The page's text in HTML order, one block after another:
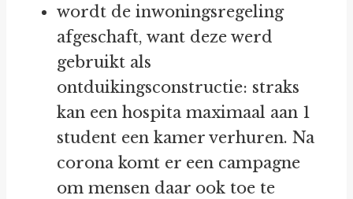
wordt de inwoningsregeling
afgeschaft, want deze werd
gebruikt als
ontduikingsconstructie: straks
kan een hospita maximaal aan 1
student een kamer verhuren. Na
corona komt er een campagne
om mensen daar ook toe te